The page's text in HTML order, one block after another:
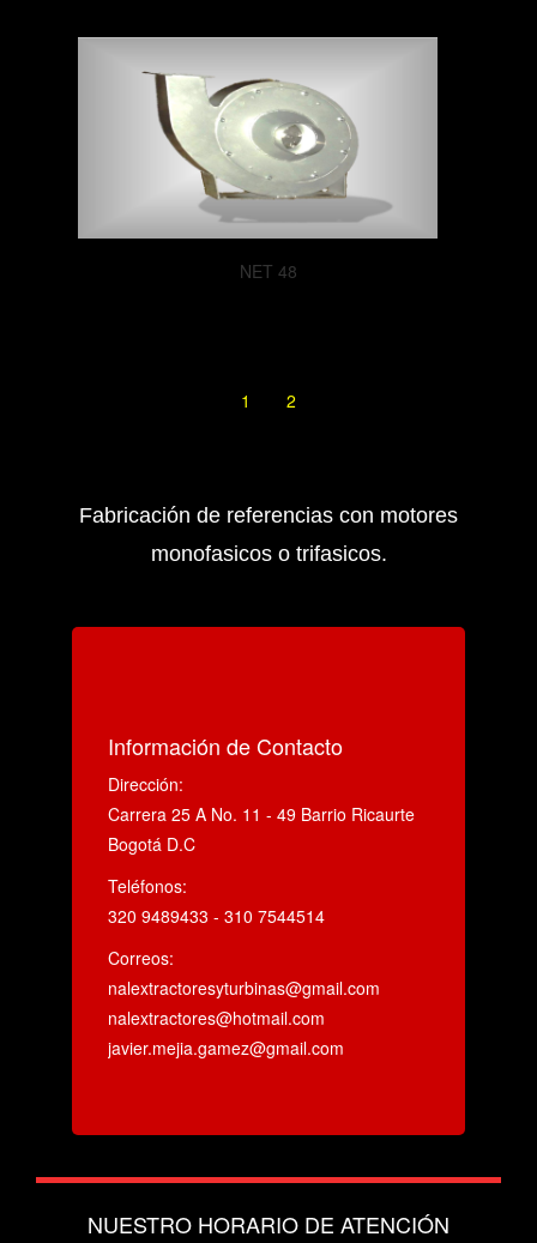
NET 48
1 2
Fabricación de referencias con motores
monofasicos o trifasicos.
Información de Contacto
Dirección:
Carrera 25 A No. 11 - 49 Barrio Ricaurte
Bogotá D.C
Teléfonos:
320 9489433 - 310 7544514
Correos:
nalextractoresyturbinas@gmail.com
nalextractores@hotmail.com
javier.mejia.gamez@gmail.com
NUESTRO HORARIO DE ATENCIÓN